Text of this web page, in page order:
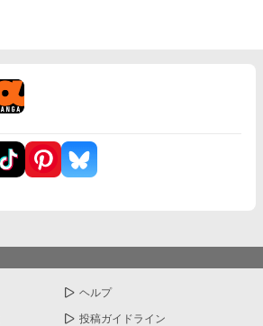
ヘルプ
投稿ガイドライン